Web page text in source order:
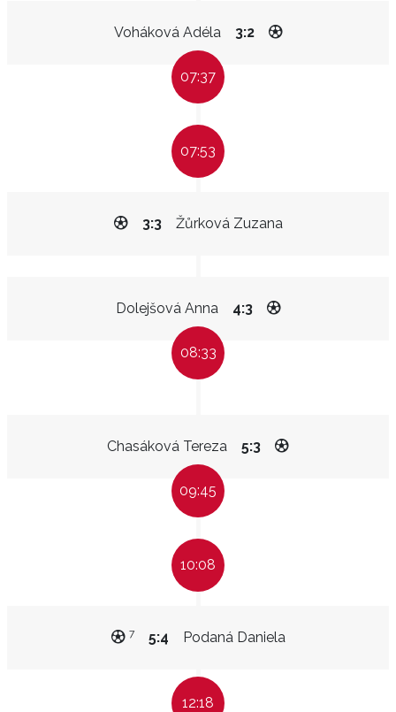
Voháková Adéla 3:2
07:37
07:53
Žůrková Zuzana
3:3
Dolejšová Anna 4:3
08:33
Chasáková Tereza 5:3
09:45
10:08
Podaná Daniela
5:4
7
12:18